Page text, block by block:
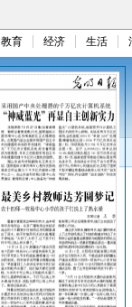
教育 经济 生活